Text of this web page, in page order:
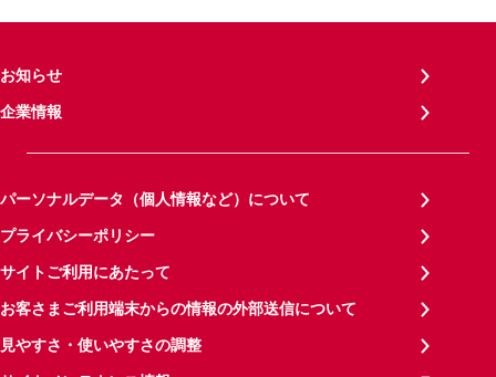
お知らせ
企業情報
パーソナルデータ（個人情報など）について
プライバシーポリシー
サイトご利用にあたって
お客さまご利用端末からの情報の外部送信について
見やすさ・使いやすさの調整